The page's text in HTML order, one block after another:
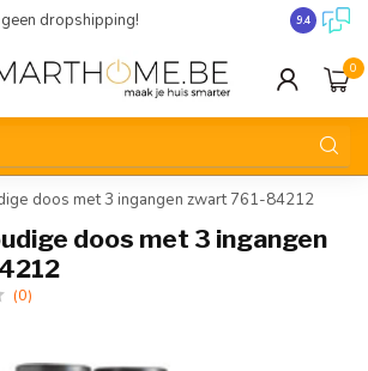
geen dropshipping! 9.4
0
doos met 3 ingangen zwart 761-84212
doos met 3 ingangen
(0)